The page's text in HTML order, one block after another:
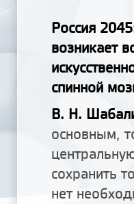
Россия
возникает
спинной
В. Н.
основным,
сохранить
нет